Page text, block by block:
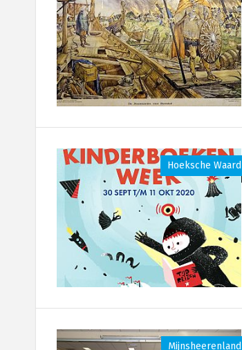
Hoeksche Waard
Mijnsheerenland